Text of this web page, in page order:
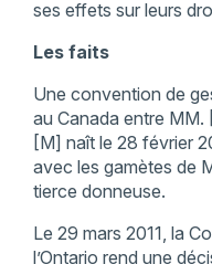
ses effets sur leurs
Les faits
Une convention de
au Canada entre
[M] naît le 28 février
avec les gamètes de
tierce donneuse.
Le 29 mars 2011, la
l’Ontario rend une